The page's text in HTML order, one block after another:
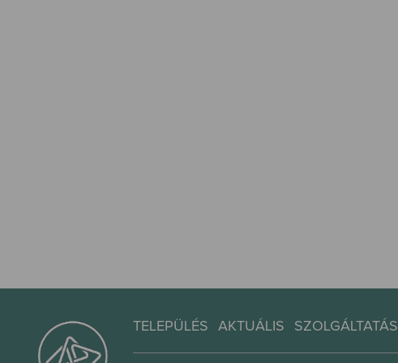
TELEPÜLÉS AKTUÁLIS SZOLGÁLTATÁS